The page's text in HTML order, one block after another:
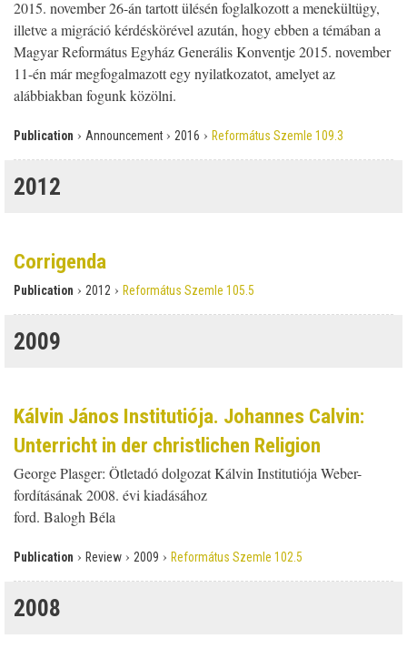
2015. november 26-án tartott ülésén foglalkozott a menekültügy,
illetve a migráció kérdéskörével azután, hogy ebben a témában a
Magyar Református Egyház Generális Konventje 2015. november
11-én már megfogalmazott egy nyilatkozatot, amelyet az
alábbiakban fogunk közölni.
Publication › Announcement › 2016 › Református Szemle 109.3
2012
Corrigenda
Publication › 2012 › Református Szemle 105.5
2009
Kálvin János Institutiója. Johannes Calvin:
Unterricht in der christlichen Religion
George Plasger: Ötletadó dolgozat Kálvin Institutiója Weber-
fordításának 2008. évi kiadásához
ford. Balogh Béla
Publication › Review › 2009 › Református Szemle 102.5
2008